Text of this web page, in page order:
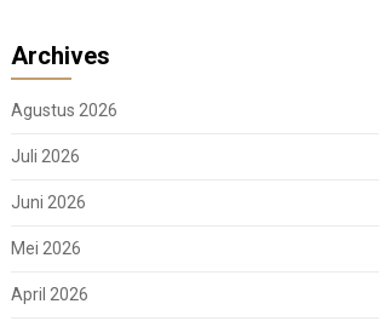
Archives
Agustus 2026
Juli 2026
Juni 2026
Mei 2026
April 2026